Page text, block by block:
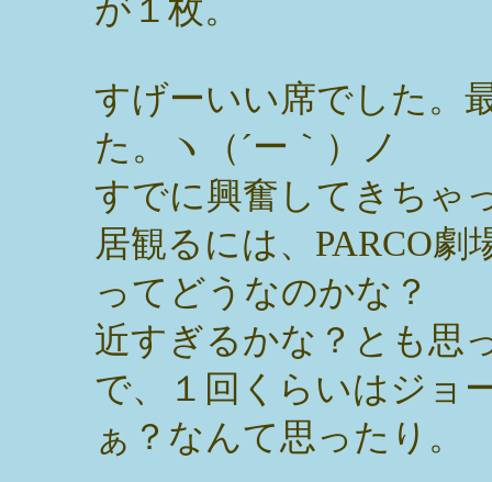
が１枚。
すげーいい席でした。
た。ヽ（´ー｀）ノ
すでに興奮してきちゃ
居観るには、PARCO劇
ってどうなのかな？
近すぎるかな？とも思
で、１回くらいはジョ
ぁ？なんて思ったり。